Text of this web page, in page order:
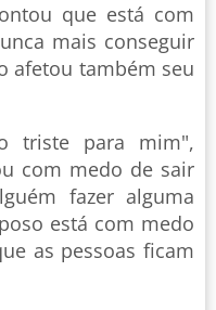
que está com
mais conseguir
afetou também seu
triste para mim",
com medo de sair
fazer alguma
está com medo
as pessoas ficam